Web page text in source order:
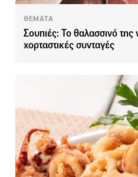
ΘΕΜΑΤΑ
Σουπιές: Το θαλασσινό της
χορταστικές συνταγές